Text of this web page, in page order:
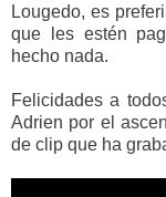
Lougedo, es
que les estén
hecho nada.
Felicidades a
Adrien por el
de clip que ha